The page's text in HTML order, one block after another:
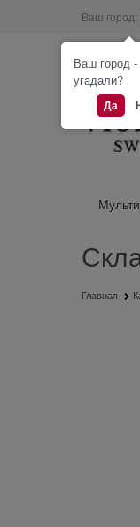
Ваш город:
Главная
Ваш город
угадали?
Да